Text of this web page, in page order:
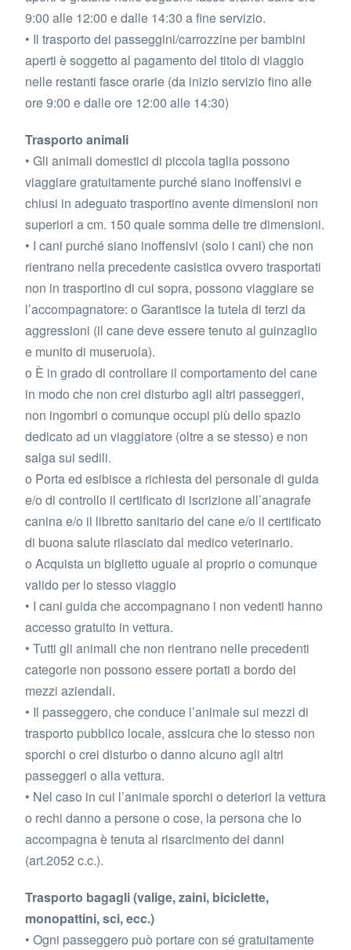
9:00 alle 12:00 e dalle 14:30 a fine servizio.
• Il trasporto dei passeggini/carrozzine per bambini
aperti è soggetto al pagamento del titolo di viaggio
nelle restanti fasce orarie (da inizio servizio fino alle
ore 9:00 e dalle ore 12:00 alle 14:30)
Trasporto animali
• Gli animali domestici di piccola taglia possono
viaggiare gratuitamente purché siano inoffensivi e
chiusi in adeguato trasportino avente dimensioni non
superiori a cm. 150 quale somma delle tre dimensioni.
• I cani purché siano inoffensivi (solo i cani) che non
rientrano nella precedente casistica ovvero trasportati
non in trasportino di cui sopra, possono viaggiare se
l’accompagnatore: o Garantisce la tutela di terzi da
aggressioni (il cane deve essere tenuto al guinzaglio
e munito di museruola).
o È in grado di controllare il comportamento del cane
in modo che non crei disturbo agli altri passeggeri,
non ingombri o comunque occupi più dello spazio
dedicato ad un viaggiatore (oltre a se stesso) e non
salga sui sedili.
o Porta ed esibisce a richiesta del personale di guida
e/o di controllo il certificato di iscrizione all’anagrafe
canina e/o il libretto sanitario del cane e/o il certificato
di buona salute rilasciato dal medico veterinario.
o Acquista un biglietto uguale al proprio o comunque
valido per lo stesso viaggio
• I cani guida che accompagnano i non vedenti hanno
accesso gratuito in vettura.
• Tutti gli animali che non rientrano nelle precedenti
categorie non possono essere portati a bordo dei
mezzi aziendali.
• Il passeggero, che conduce l’animale sui mezzi di
trasporto pubblico locale, assicura che lo stesso non
sporchi o crei disturbo o danno alcuno agli altri
passeggeri o alla vettura.
• Nel caso in cui l’animale sporchi o deteriori la vettura
o rechi danno a persone o cose, la persona che lo
accompagna è tenuta al risarcimento dei danni
(art.2052 c.c.).
Trasporto bagagli (valige, zaini, biciclette,
monopattini, sci, ecc.)
• Ogni passeggero può portare con sé gratuitamente